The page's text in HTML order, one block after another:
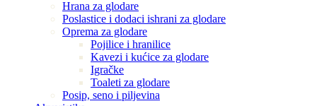
Hrana za glodare
Poslastice i dodaci ishrani za glodare
Oprema za glodare
Pojilice i hranilice
Kavezi i kućice za glodare
Igračke
Toaleti za glodare
Posip, seno i piljevina